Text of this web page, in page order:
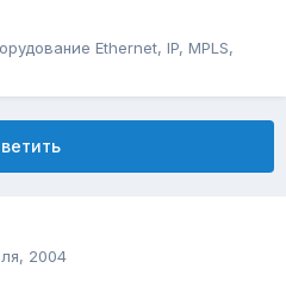
Ethernet, IP, MPLS,
2004